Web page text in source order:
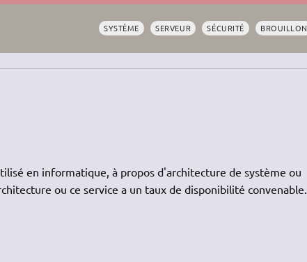
SYSTÈME SERVEUR SÉCURITÉ BROUILLON
en informatique, à propos d'architecture de système ou
ou ce service a un taux de disponibilité convenable.